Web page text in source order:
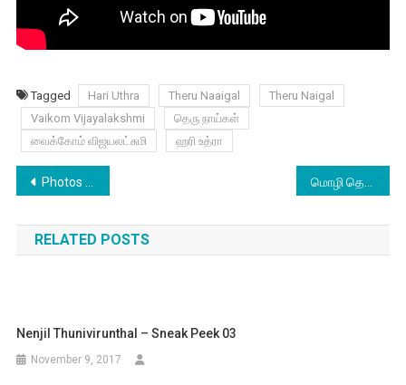
Tagged Hari Uthra Theru Naaigal
Theru Naigal
Vaikom Vijayalakshmi
தெரு நாய்கள்
வைக்கோம் விஜயலட்சுமி
ஹரி உத்ரா
Post
navigation
Photos of Actress Madhumila graced the World Environment day Celebration at Max store, Adayar மொழி தெரியாத எனக்குக் கிடைத்த அதிர்ஷ்டம் : சாயிஷா
RELATED POSTS
Nenjil Thunivirunthal – Sneak Peek 03
November 9, 2017